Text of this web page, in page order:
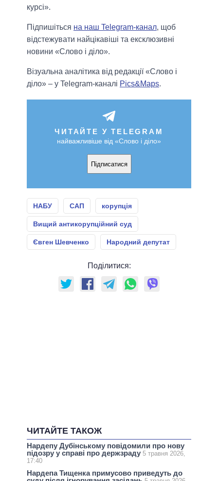
курсі».
Підпишіться на наш Telegram-канал, щоб
відстежувати найцікавіші та ексклюзивні
новини «Слово і діло».
Візуальна аналітика від редакції «Слово і
діло» – у Telegram-каналі Pics&Maps.
ЧИТАЙТЕ У TELEGRAM
найважливіше від «Слово і діло»
Підписатися
НАБУ САП корупція
Вищий антикорупційний суд
Євген Шевченко Народний депутат
Поділитися:
ЧИТАЙТЕ ТАКОЖ
Нардепу Дубінському повідомили про нову
підозру у справі про держзраду 5 травня 2026,
17:40
Нардепа Тищенка примусово приведуть до